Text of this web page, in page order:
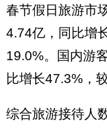
春节假日旅游市
4.74亿，同比增
19.0%。国内游
比增长47.3%，
综合旅游接待人